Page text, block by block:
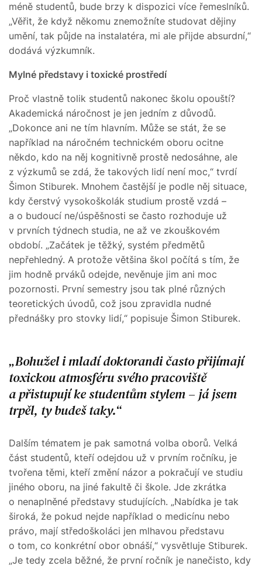
méně studentů, bude brzy k dispozici více řemeslníků.
„Věřit, že když někomu znemožníte studovat dějiny
umění, tak půjde na instalatéra, mi ale přijde absurdní,“
dodává výzkumník.
Mylné představy i toxické prostředí
Proč vlastně tolik studentů nakonec školu opouští?
Akademická náročnost je jen jedním z důvodů.
„Dokonce ani ne tím hlavním. Může se stát, že se
například na náročném technickém oboru ocitne
někdo, kdo na něj kognitivně prostě nedosáhne, ale
z výzkumů se zdá, že takových lidí není moc,“ tvrdí
Šimon Stiburek. Mnohem častější je podle něj situace,
kdy čerstvý vysokoškolák studium prostě vzdá –
a o budoucí ne/úspěšnosti se často rozhoduje už
v prvních týdnech studia, ne až ve zkouškovém
období. „Začátek je těžký, systém předmětů
nepřehledný. A protože většina škol počítá s tím, že
jim hodně prváků odejde, nevěnuje jim ani moc
pozornosti. První semestry jsou tak plné různých
teoretických úvodů, což jsou zpravidla nudné
přednášky pro stovky lidí,“ popisuje Šimon Stiburek.
Bohužel i mladí doktorandi často přijímají
toxickou atmosféru svého pracoviště
a přistupují ke studentům stylem – já jsem
trpěl, ty budeš taky.
Dalším tématem je pak samotná volba oborů. Velká
část studentů, kteří odejdou už v prvním ročníku, je
tvořena těmi, kteří změní názor a pokračují ve studiu
jiného oboru, na jiné fakultě či škole. Jde zkrátka
o nenaplněné představy studujících. „Nabídka je tak
široká, že pokud nejde například o medicínu nebo
právo, mají středoškoláci jen mlhavou představu
o tom, co konkrétní obor obnáší,“ vysvětluje Stiburek.
„Je tedy zcela běžné, že první ročník je nanečisto, kdy